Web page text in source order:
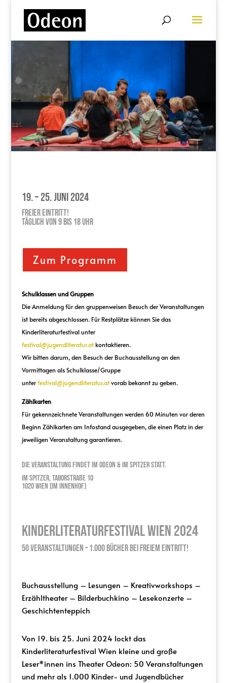
19. – 25. Juni 2024
Freier Eintritt!
Täglich von 9 bis 18 Uhr
Zum Programm
Schulklassen und Gruppen
Die Anmeldung für den gruppenweisen Besuch der Veranstaltungen
ist bereits abgeschlossen. Für Restplätze können Sie das
Kinderliteraturfestival unter
festival@jugendliteratur.atkontaktieren.
Wir bitten darum, den Besuch der Buchausstellung an den
Vormittagen als Schulklasse/Gruppe
unterfestival@jugendliteratur.atvorab bekannt zu geben.
Zählkarten
Für gekennzeichnete Veranstaltungen werden 60 Minuten vor deren
Beginn Zählkarten am Infostand ausgegeben, die einen Platz in der
jeweiligen Veranstaltung garantieren.
Die Veranstaltung findet im Odeon & Im Spitzer statt.
Im Spitzer, Taborstraße 10
1020 Wien (Im Innenhof)
Kinderliteraturfestival Wien 2024
50 Veranstaltungen – 1.000 Bücher bei freiem Eintritt!
Buchausstellung – Lesungen – Kreativworkshops –
Erzähltheater – Bilderbuchkino – Lesekonzerte –
Geschichtenteppich
Von 19. bis 25. Juni 2024 lockt das
Kinderliteraturfestival Wien kleine und große
Leser*innen ins Theater Odeon: 50 Veranstaltungen
und mehr als 1.000 Kinder- und Jugendbücher